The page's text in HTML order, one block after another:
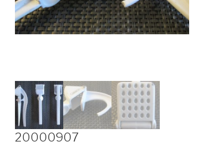
20000907